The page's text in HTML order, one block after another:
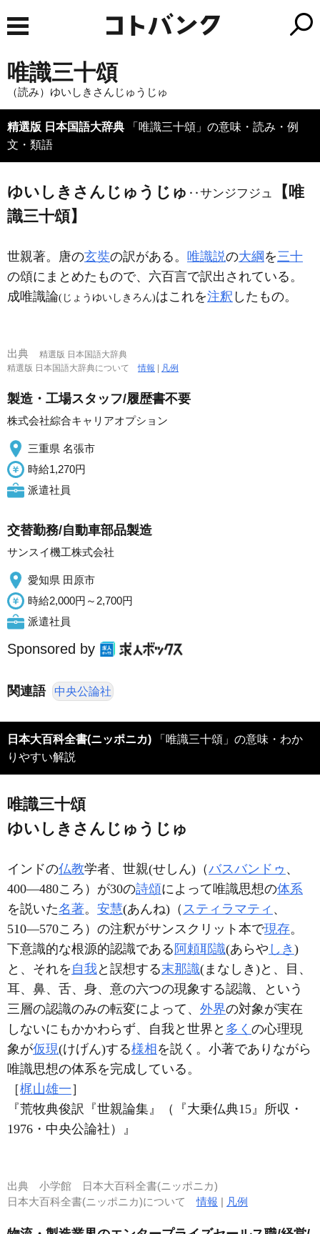
唯識三十頌
（読み）ゆいしきさんじゅうじゅ
精選版 日本国語大辞典 「唯識三十頌」の意味・読み・例
文・類語
ゆいしきさんじゅうじゅ ‥サンジフジュ
【唯
識三十頌】
世親著。唐の玄奘の訳がある。 唯識説の大綱 を三十
の頌にまとめたもので、六百言で訳出されている。
成唯識論(じょうゆいしきろん)はこれを注釈 したもの。
出典
精選版 日本国語大辞典
精選版 日本国語大辞典について情報 凡例
製造・工場スタッフ/履歴書不要
株式会社綜合キャリアオプション
三重県 名張市
時給1,270円
派遣社員
交替勤務/自動車部品製造
サンスイ機工株式会社
愛知県 田原市
時給2,000円～2,700円
派遣社員
Sponsored by
関連語 中央公論社
日本大百科全書(ニッポニカ) 「唯識三十頌」の意味・わか
りやすい解説
唯識三十頌
ゆいしきさんじゅうじゅ
インドの仏教学者、世親(せしん)（バスバンドゥ 、
400―480ころ）が30の詩頌によって唯識思想の体系
を説いた名著。 安慧(あんね)（ スティラマティ 、
510―570ころ）の注釈がサンスクリット本で現存。
下意識的な根源的認識である 阿頼耶識(あらや しき )
と、それを 自我と誤想する末那識(まなしき)と、目、
耳、鼻、舌、身、意の六つの現象する認識、という
三層の認識のみの転変によって、 外界の対象が実在
しないにもかかわらず、自我と世界と 多く の心理現
象が仮現(けげん)する様相を説く。小著でありながら
唯識思想の体系を完成している。
［梶山雄一］
『荒牧典俊訳『世親論集』（『大乗仏典15』所収・
1976・中央公論社）』
出典 小学館 日本大百科全書(ニッポニカ)
日本大百科全書(ニッポニカ)について情報 | 凡例